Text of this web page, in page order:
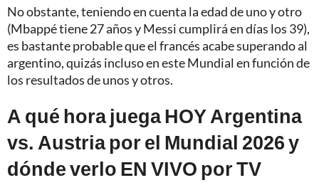
No obstante, teniendo en cuenta la edad de uno y otro
(Mbappé tiene 27 años y Messi cumplirá en días los 39),
es bastante probable que el francés acabe superando al
argentino, quizás incluso en este Mundial en función de
los resultados de unos y otros.
A qué hora juega HOY Argentina
vs. Austria por el Mundial 2026 y
dónde verlo EN VIVO por TV